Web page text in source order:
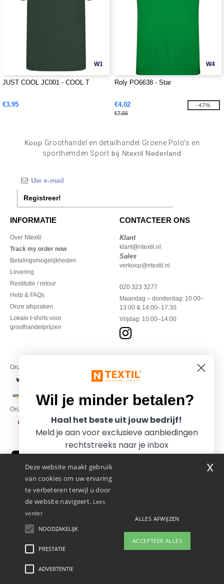
W1
JUST COOL JC001 - COOL T
€3.95
W4
Roly PO6638 - Star
€4.02
€7.56
-47%
Koop Groothandel en detailhandel Groene Polo's en
sporthemden Sport bij Ntextil Nederland
Registreer!
INFORMATIE
Over Ntextil
Track my order now
Betalingsmogelijkheden
Levering
Restitutie / retour
Help & FAQs
Onze afspraken
Lokale t-shirts voor
groothandelprijzen
CONTACTEER ONS
Klant
klant@ntextil.nl
Sales
verkoop@ntextil.nl
020 323 3277
Maandag – donderdag: 10:00–
13:00 & 14:00–17:30
Vrijdag: 10:00–14:00
Onze financiële partners
Onze transporteurs
Zekeringstraat 46, 1014BT Amsterdam - VAT NL 005596191B03 - KvK
Dit is GEEN retouradres. Voor retourzending, zie hier
Wettelijke bepalingen
Deze website maakt gebruik
van cookies om uw ervaring
te verbeteren terwijl u door
de website navigeert. Lees
verder
NOODZAKELIJK
PRESTATIE
ADVERTENTIE
ALLES AFWIJZEN
ACCEPTEER ALLES
x
Wil je minder betalen?
Haal het beste uit jouw bedrijf!
Meld je aan voor exclusieve aanbiedingen
rechtstreeks naar je inbox
Ja, ik wil minder betalen!
Nee bedankt, ik wil meer betalen.